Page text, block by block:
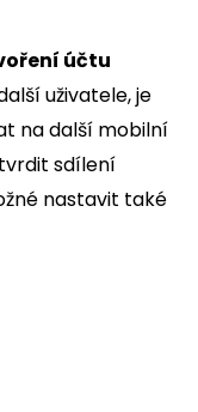
účtu
uživatele, je
na další mobilní
sdílení
nastavit také